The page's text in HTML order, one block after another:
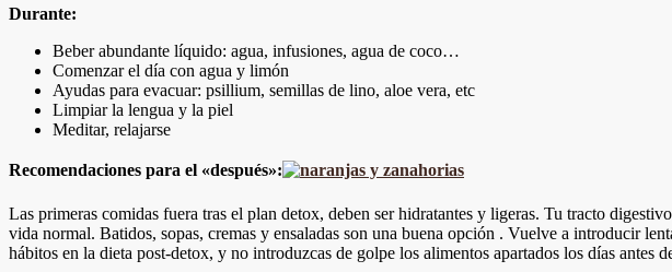
Durante:
Beber abundante líquido: agua, infusiones, agua de coco…
Comenzar el día con agua y limón
Ayudas para evacuar: psillium, semillas de lino, aloe vera, etc
Limpiar la lengua y la piel
Meditar, relajarse
Recomendaciones para el «después»:
Las primeras comidas fuera tras el plan detox, deben ser hidratantes y ligeras. Tu tracto
vida normal. Batidos, sopas, cremas y ensaladas son una buena opción . Vuelve a introducir
hábitos en la dieta post-detox, y no introduzcas de golpe los alimentos apartados los días antes